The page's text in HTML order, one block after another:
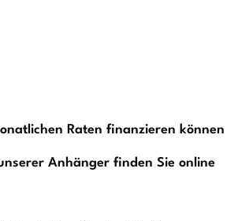
Raten finanzieren können
Anhänger finden Sie online